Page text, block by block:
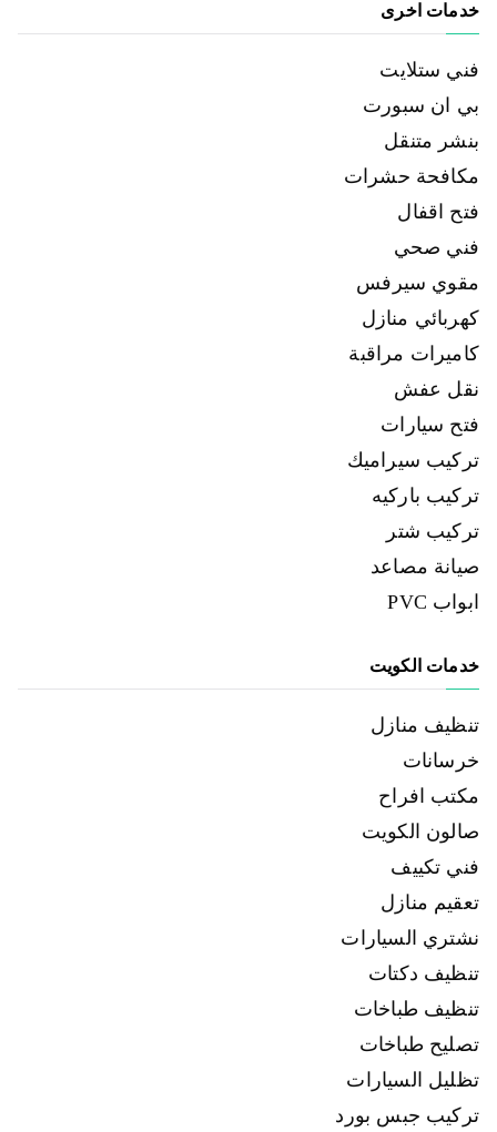
خدمات اخرى
فني ستلايت
بي ان سبورت
بنشر متنقل
مكافحة حشرات
فتح اقفال
فني صحي
مقوي سيرفس
كهربائي منازل
كاميرات مراقبة
نقل عفش
فتح سيارات
تركيب سيراميك
تركيب باركيه
تركيب شتر
صيانة مصاعد
ابواب PVC
خدمات الكويت
تنظيف منازل
خرسانات
مكتب افراح
صالون الكويت
فني تكييف
تعقيم منازل
نشتري السيارات
تنظيف دكتات
تنظيف طباخات
تصليح طباخات
تظليل السيارات
تركيب جبس بورد